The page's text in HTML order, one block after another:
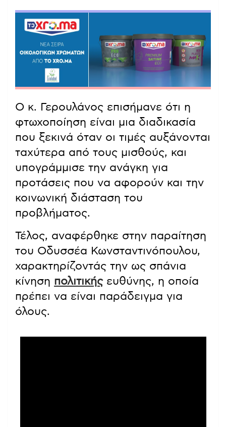
Ο κ. Γερουλάνος επισήμανε ότι η
φτωχοποίηση είναι μια διαδικασία
που ξεκινά όταν οι τιμές αυξάνονται
ταχύτερα από τους μισθούς, και
υπογράμμισε την ανάγκη για
προτάσεις που να αφορούν και την
κοινωνική διάσταση του
προβλήματος.
Τέλος, αναφέρθηκε στην παραίτηση
του Οδυσσέα Κωνσταντινόπουλου,
χαρακτηρίζοντάς την ως σπάνια
κίνηση πολιτικήςευθύνης, η οποία
πρέπει να είναι παράδειγμα για
όλους.